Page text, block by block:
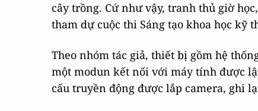
cây trồng. Cứ như vậy, tranh thủ giờ
tham dự cuộc thi Sáng tạo khoa học kỹ
Theo nhóm tác giả, thiết bị gồm hệ
một modun kết nối với máy tính được
cấu truyền động được lắp camera, ghi